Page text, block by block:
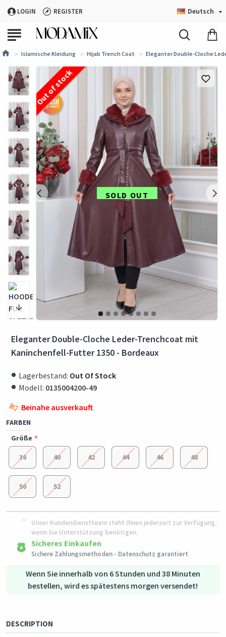
LOGIN REGISTER Deutsch
Islamische Kleidung Hijab Trench Coat Eleganter Double-Cloche
SOLD OUT
Out of stock
Eleganter Double-Cloche Leder-Trenchcoat mit
Kaninchenfell-Futter 1350 - Bordeaux
Wenn Sie innerhalb von 6 Stunden und 38 Minuten
bestellen, wird es spätestens morgen versendet!
DESCRIPTION
Lagerbestand: Out Of Stock
Modell: 0135004200-49
FARBEN
Größe
38 40 42 44 46 48
50 52
Versand in alle Länder
Dieses Produkt wird ausDeutschlandversendet
Einfache Rückgabe
Originalzustand innerhalb von 3 Tagen nach Erhalt der
Bestellung zurückgesendet werden.
Unser Kundendienstteam steht Ihnen jederzeit zur Verfügung,
wenn Sie Unterstützung benötigen.
Sicheres Einkaufen
Sichere Zahlungsmethoden - Datenschutz garantiert
Sichere Logistik - Kaufschutz
Beinahe ausverkauft